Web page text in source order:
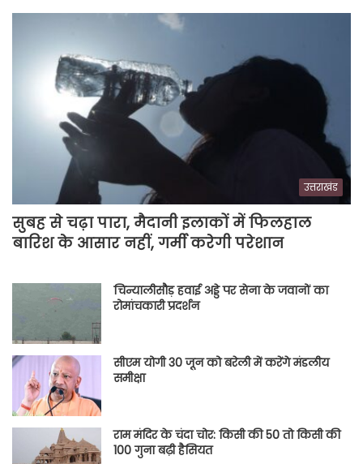
उत्तराखंड
सुबह से चढ़ा पारा, मैदानी इलाकों में फिलहाल
बारिश के आसार नहीं, गर्मी करेगी परेशान
चिन्यालीसौड़ हवाई अड्डे पर सेना के जवानों का
रोमांचकारी प्रदर्शन
सीएम योगी 30 जून को बरेली में करेंगे मंडलीय
समीक्षा
राम मंदिर के चंदा चोर: किसी की 50 तो किसी की
100 गुना बढ़ी हैसियत